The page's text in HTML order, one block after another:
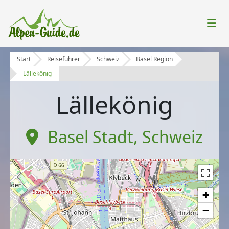
Start Reiseführer Schweiz
Basel Region
Lällekönig
Lällekönig
Basel Stadt, Schweiz
+
−